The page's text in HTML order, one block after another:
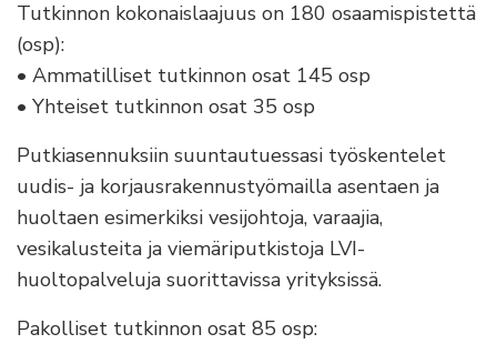
Tutkinnon kokonaislaajuus on 180 osaamispistettä
(osp):
• Ammatilliset tutkinnon osat 145 osp
• Yhteiset tutkinnon osat 35 osp
Putkiasennuksiin suuntautuessasi työskentelet
uudis- ja korjausrakennustyömailla asentaen ja
huoltaen esimerkiksi vesijohtoja, varaajia,
vesikalusteita ja viemäriputkistoja LVI-
huoltopalveluja suorittavissa yrityksissä.
Pakolliset tutkinnon osat 85 osp: